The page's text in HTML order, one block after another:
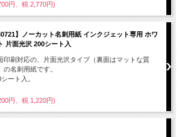
円、税 2,770円)
】ノーカット名刺用紙 インクジェット専用 ホワ
片面光沢 200シート入
印刷対応の、片面光沢タイプ（裏面はマットな質
の名刺用紙です。
ート入。
円、税 1,220円)